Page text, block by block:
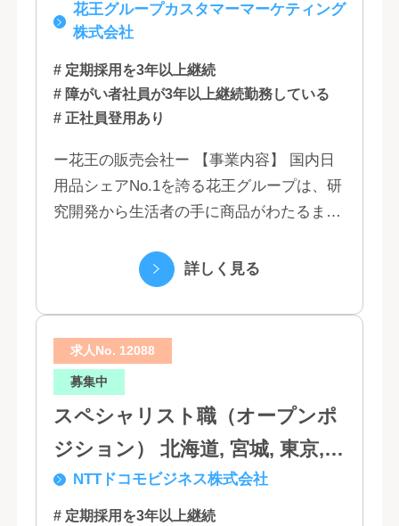
福岡花王グループカスタマーマーケティング
株式会社
# 定期採用を3年以上継続
# 障がい者社員が3年以上継続勤務している
# 正社員登用あり
ー花王の販売会社ー 【事業内容】 国内日
用品シェアNo.1を誇る花王グループは、研
究開発から生活者の手に商品がわたるまで
で、情報のスピード、質、量ともに他社に
詳しく見る
求人No. 12088
募集中
スペシャリスト職（オープンポ
ジション） 北海道, 宮城, 東京,
石川, 愛知, 大阪, 広島, 香川, 福岡
NTTドコモビジネス株式会社
# 定期採用を3年以上継続